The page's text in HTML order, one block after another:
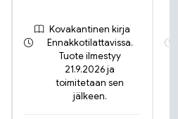
Kovakantinen kirja
Ennakkotilattavissa.
Tuote ilmestyy
21.9.2026 ja
toimitetaan sen
jälkeen.